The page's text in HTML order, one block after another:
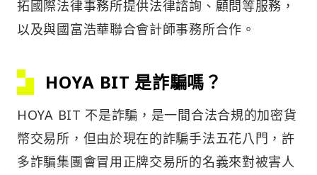
拓國際法律事務所提供法律諮詢、顧問等服務，
以及與國富浩華聯合會計師事務所合作。
HOYA BIT 是詐騙嗎？
HOYA BIT 不是詐騙，是一間合法合規的加密貨
幣交易所，但由於現在的詐騙手法五花八門，許
多詐騙集團會冒用正牌交易所的名義來對被害人